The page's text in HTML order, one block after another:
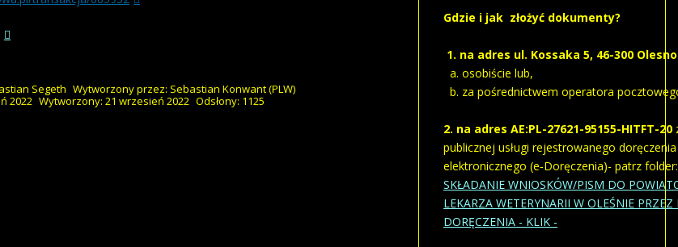
Segeth Wytworzony przez: Sebastian Konwant(PLW)
2022 Wytworzony: 21 wrzesień 2022 Odsłony: 1125
Gdzie i jak złożyć dokumenty?
1. na adres ul. Kossaka 5, 46-300
a. osobiście lub,
b. za pośrednictwem operatora
2. na adres AE:PL-27621-95155-HITFT-20
publicznej usługi rejestrowanego doręczenia
elektronicznego (e‑Doręczenia)- patrz folder:
SKŁADANIE WNIOSKÓW/PISM DO
LEKARZA WETERYNARII W OLEŚNIE PRZEZ
DORĘCZENIA - KLIK -